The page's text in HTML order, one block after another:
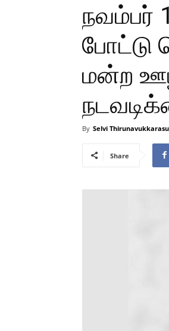
நவம்பர்
போட்டு
மன்ற
By Selvi Thirunavukkarasu
Share